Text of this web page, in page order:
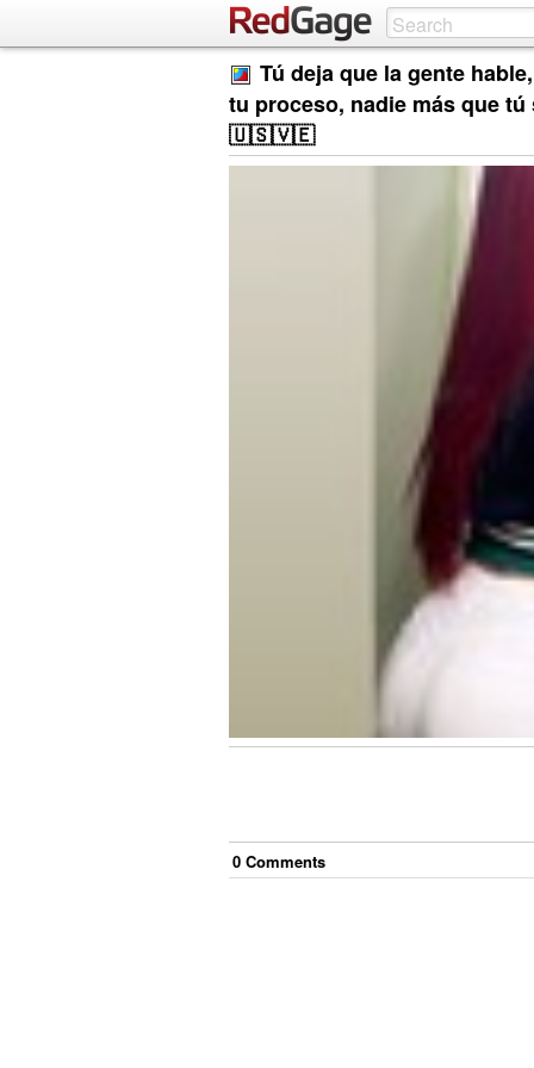
Tú deja que la gente
tu proceso, nadie más que
🇺🇸🇻🇪
0 Comments